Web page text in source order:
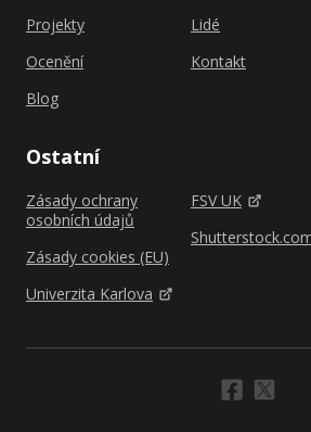
Projekty
Ocenění
Blog
Lidé
Kontakt
Ostatní
Zásady ochrany
osobních údajů
Zásady cookies (EU)
Univerzita Karlova
FSV UK